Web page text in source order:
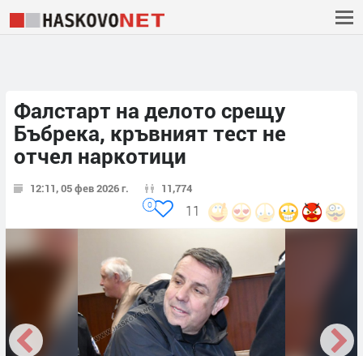
Фалстарт на делото срещу
Бъбрека, кръвният тест не
отчел наркотици
12:11, 05 фев 2026 г. 11,774
11
0